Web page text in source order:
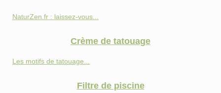
NaturZen.fr : laissez-vous...
Crème de tatouage
Les motifs de tatouage...
Filtre de piscine